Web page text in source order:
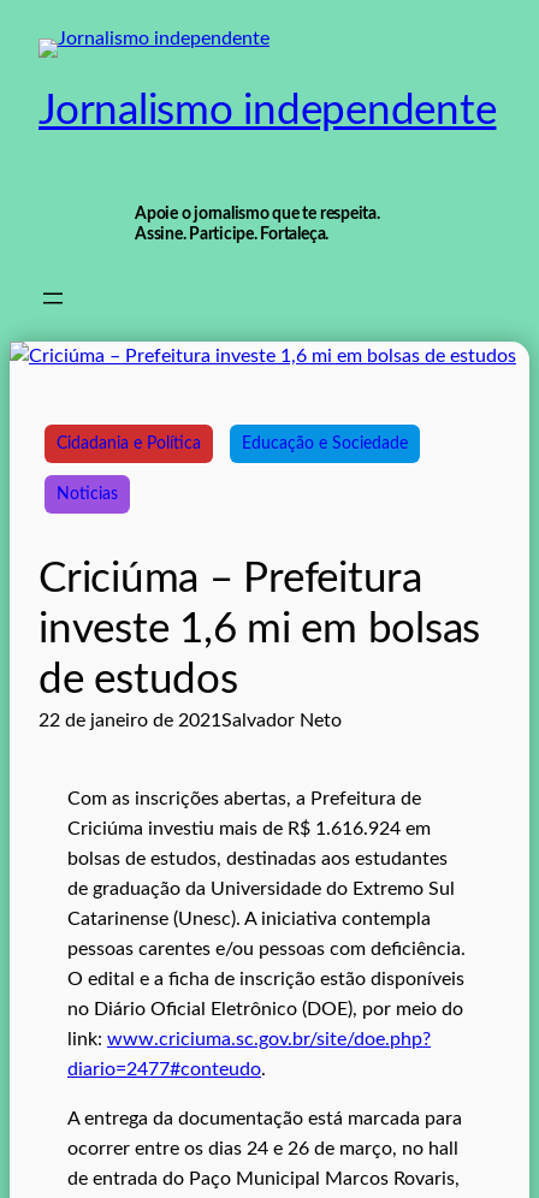
para
conteúdo
Jornalismo independente
Apoie o jornalismo que te respeita.
Assine. Participe. Fortaleça.
Cidadania e Política Educação e Sociedade
Noticias
Criciúma – Prefeitura
investe 1,6 mi em bolsas
de estudos
22 de janeiro de 2021Salvador Neto
Com as inscrições abertas, a Prefeitura de
Criciúma investiu mais de R$ 1.616.924 em
bolsas de estudos, destinadas aos estudantes
de graduação da Universidade do Extremo Sul
Catarinense (Unesc). A iniciativa contempla
pessoas carentes e/ou pessoas com deficiência.
O edital e a ficha de inscrição estão disponíveis
no Diário Oficial Eletrônico (DOE), por meio do
link: www.criciuma.sc.gov.br/site/doe.php?
diario=2477#conteudo.
A entrega da documentação está marcada para
ocorrer entre os dias 24 e 26 de março, no hall
de entrada do Paço Municipal Marcos Rovaris,